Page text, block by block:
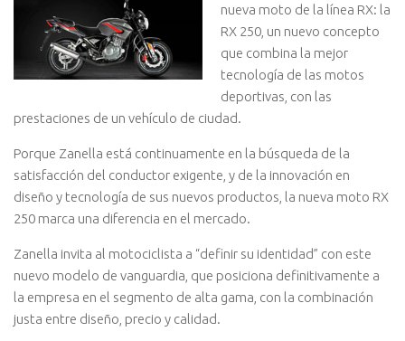
nueva moto de la línea RX: la
RX 250, un nuevo concepto
que combina la mejor
tecnología de las motos
deportivas, con las
prestaciones de un vehículo de ciudad.
Porque Zanella está continuamente en la búsqueda de la
satisfacción del conductor exigente, y de la innovación en
diseño y tecnología de sus nuevos productos, la nueva moto RX
250 marca una diferencia en el mercado.
Zanella invita al motociclista a “definir su identidad” con este
nuevo modelo de vanguardia, que posiciona definitivamente a
la empresa en el segmento de alta gama, con la combinación
justa entre diseño, precio y calidad.